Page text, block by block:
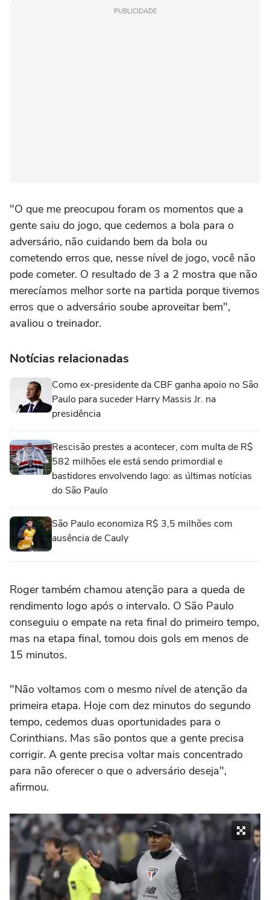
PUBLICIDADE
"O que me preocupou foram os momentos que a
gente saiu do jogo, que cedemos a bola para o
adversário, não cuidando bem da bola ou
cometendo erros que, nesse nível de jogo, você não
pode cometer. O resultado de 3 a 2 mostra que não
merecíamos melhor sorte na partida porque tivemos
erros que o adversário soube aproveitar bem",
avaliou o treinador.
Notícias relacionadas
Como ex-presidente da CBF ganha apoio no São
Paulo para suceder Harry Massis Jr. na
presidência
Rescisão prestes a acontecer, com multa de R$
582 milhões ele está sendo primordial e
bastidores envolvendo Iago: as últimas notícias
do São Paulo
São Paulo economiza R$ 3,5 milhões com
ausência de Cauly
Roger também chamou atenção para a queda de
rendimento logo após o intervalo. O São Paulo
conseguiu o empate na reta final do primeiro tempo,
mas na etapa final, tomou dois gols em menos de
15 minutos.
"Não voltamos com o mesmo nível de atenção da
primeira etapa. Hoje com dez minutos do segundo
tempo, cedemos duas oportunidades para o
Corinthians. Mas são pontos que a gente precisa
corrigir. A gente precisa voltar mais concentrado
para não oferecer o que o adversário deseja",
afirmou.